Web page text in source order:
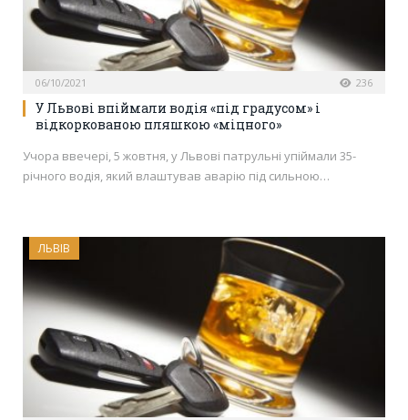
06/10/2021 236
У Львові впіймали водія «під градусом» і
відкоркованою пляшкою «міцного»
Учора ввечері, 5 жовтня, у Львові патрульні упіймали 35-
річного водія, який влаштував аварію під сильною…
ЛЬВІВ